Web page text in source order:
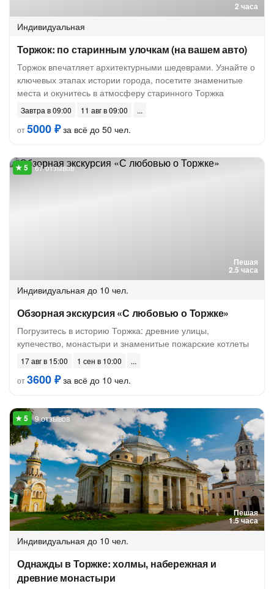
2 часа
Индивидуальная
Торжок: по старинным улочкам (на вашем авто)
Торжок впечатляет архитектурными шедеврами. Узнайте о
ключевых этапах истории города, посетите знаменитые
места и окунитесь в атмосферу старинного Торжка
Завтра в 09:00
11 авг в 09:00
от5000 ₽за всё до 50 чел.
Пешая
2.5 часа
67 отзывов
Индивидуальная до 10 чел.
Обзорная экскурсия «С любовью о Торжке»
Погрузитесь в историю Торжка: древние улицы,
купечество, монастыри и знаменитые пожарские котлеты
17 авг в 15:00
1 сен в 10:00
от3600 ₽за всё до 10 чел.
Пешая
1.5 часа
9 отзывов
Индивидуальная до 10 чел.
Однажды в Торжке: холмы, набережная и
древние монастыри